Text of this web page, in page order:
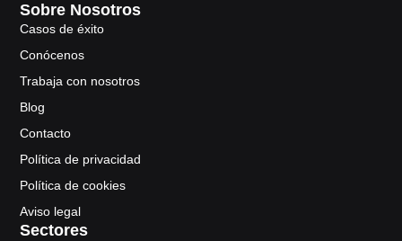
Sobre Nosotros
Casos de éxito
Conócenos
Trabaja con nosotros
Blog
Contacto
Política de privacidad
Política de cookies
Aviso legal
Sectores